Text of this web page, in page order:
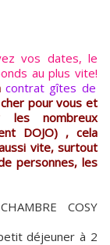
vos dates, le
au plus vite!
contrat gîtes de
pour vous et
nombreux
DOJO) , cela
vite, surtout
personnes, les
COSY
déjeuner à 2